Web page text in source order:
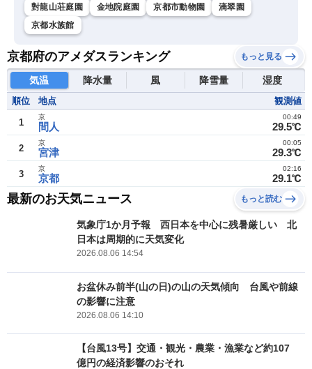
對龍山荘庭園
金地院庭園 京都市動物園
滴翠園
京都水族館
京都府のアメダスランキング もっと見る
気温 降水量 風 降雪量 湿度
順位 地点 観測値
1 間人
京
29.5℃
00:49
2 宮津
京
29.3℃
00:05
3 京都
京
29.1℃
02:16
最新のお天気ニュース もっと読む
気象庁1か月予報 西日本を中心に残暑厳しい 北
日本は周期的に天気変化
2026.08.06 14:54
お盆休み前半(山の日)の山の天気傾向 台風や前線
の影響に注意
2026.08.06 14:10
【台風13号】交通・観光・農業・漁業など約107
億円の経済影響のおそれ